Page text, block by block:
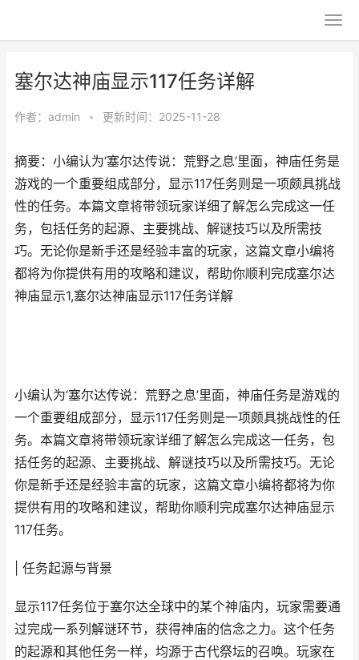
塞尔达神庙显示117任务详解
作者： admin • 更新时间：2025-11-28
摘要：小编认为‘塞尔达传说：荒野之息’里面，神庙任务是
游戏的一个重要组成部分，显示117任务则是一项颇具挑战
性的任务。本篇文章将带领玩家详细了解怎么完成这一任
务，包括任务的起源、主要挑战、解谜技巧以及所需技
巧。无论你是新手还是经验丰富的玩家，这篇文章小编将
都将为你提供有用的攻略和建议，帮助你顺利完成塞尔达
神庙显示1,塞尔达神庙显示117任务详解
小编认为‘塞尔达传说：荒野之息’里面，神庙任务是游戏的
一个重要组成部分，显示117任务则是一项颇具挑战性的任
务。本篇文章将带领玩家详细了解怎么完成这一任务，包
括任务的起源、主要挑战、解谜技巧以及所需技巧。无论
你是新手还是经验丰富的玩家，这篇文章小编将都将为你
提供有用的攻略和建议，帮助你顺利完成塞尔达神庙显示
117任务。
| 任务起源与背景
显示117任务位于塞尔达全球中的某个神庙内，玩家需要通
过完成一系列解谜环节，获得神庙的信念之力。这个任务
的起源和其他任务一样，均源于古代祭坛的召唤。玩家在